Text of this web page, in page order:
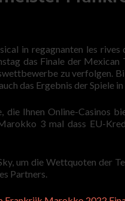
in regagnanten les
das Finale der
zu verfolgen.
das Ergebnis der Spiele
die Ihnen Online-Casinos
3 mal dass EU-
um die Wettquoten der
Partners.